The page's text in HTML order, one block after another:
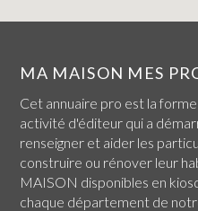
MA MAISON MES
Cet annuaire pro est la
activité d'éditeur qui a
renseigner et aider les
construire ou rénover leur
MAISON disponibles en
chaque département de